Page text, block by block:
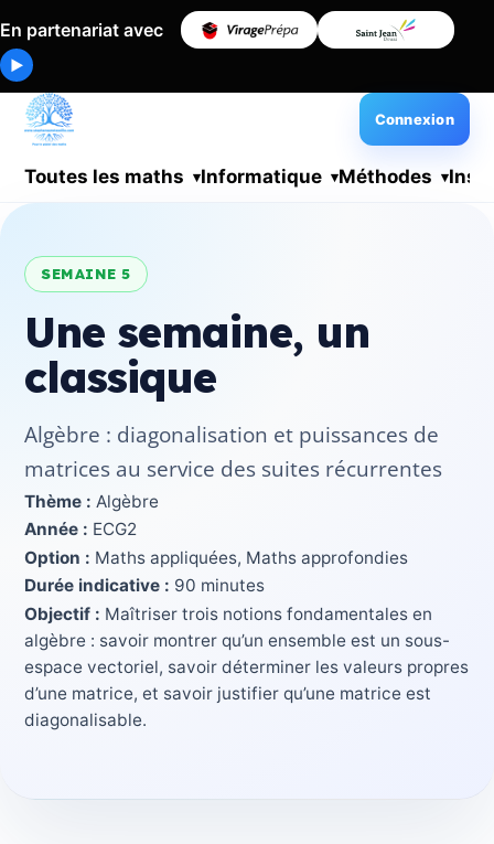
En partenariat avec
▶
Toutes les maths Informatique Méthodes
Connexion
SEMAINE 5
Une semaine, un
classique
Algèbre : diagonalisation et puissances de
matrices au service des suites récurrentes
Thème : Algèbre
Année : ECG2
Option : Maths appliquées, Maths approfondies
Durée indicative : 90 minutes
Objectif : Maîtriser trois notions fondamentales en
algèbre : savoir montrer qu’un ensemble est un sous-
espace vectoriel, savoir déterminer les valeurs propres
d’une matrice, et savoir justifier qu’une matrice est
diagonalisable.